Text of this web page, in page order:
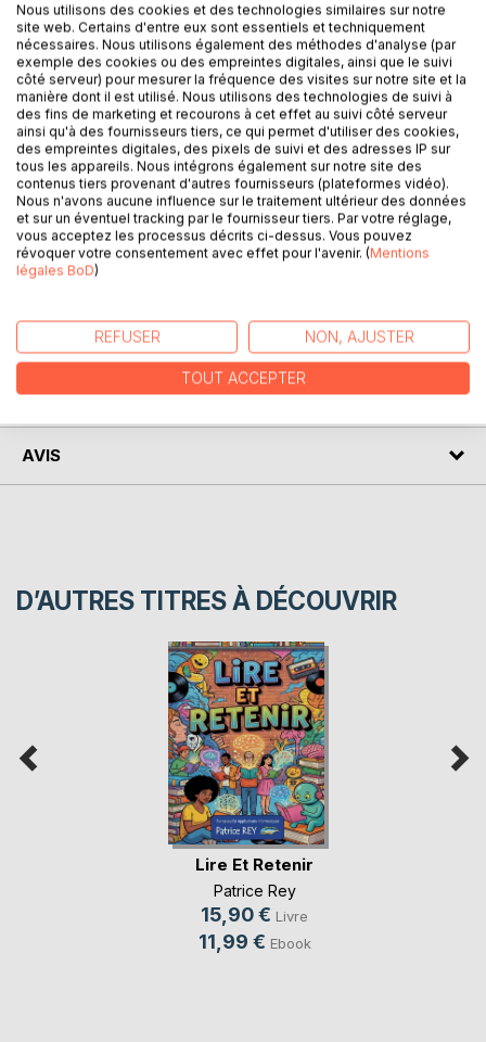
DESCRIPTION
Dans le domaine de l'enseignement de la programmation,
ce livre a pour objectif de proposer une approche
pédagogique pour la mise en pratique des connaissances
de géométrie 2D en utilisant le logiciel EXCEL 2016 et en
s'aidant de la programmation VBA quand cela est
nécessaire (programmation procédurale et programmation
orientée objet). Ce livre s'organise autour d'un ensemble
de 82 fiches destinées à mettre en pratique les
connaissances de géométrie 2D dans le logiciel EXCEL.
AUTEUR(S)
CRITIQUES PRESSE
AVIS
D’AUTRES TITRES À DÉCOUVRIR
Lire Et Retenir
Patrice Rey
15,90 € Livre
11,99 € Ebook
Nous utilisons des cookies et des technologies similaires sur notre
site web. Certains d'entre eux sont essentiels et techniquement
nécessaires. Nous utilisons également des méthodes d'analyse (par
exemple des cookies ou des empreintes digitales, ainsi que le suivi
côté serveur) pour mesurer la fréquence des visites sur notre site et la
manière dont il est utilisé. Nous utilisons des technologies de suivi à
des fins de marketing et recourons à cet effet au suivi côté serveur
ainsi qu'à des fournisseurs tiers, ce qui permet d'utiliser des cookies,
des empreintes digitales, des pixels de suivi et des adresses IP sur
tous les appareils. Nous intégrons également sur notre site des
contenus tiers provenant d'autres fournisseurs (plateformes vidéo).
Nous n'avons aucune influence sur le traitement ultérieur des données
et sur un éventuel tracking par le fournisseur tiers. Par votre réglage,
vous acceptez les processus décrits ci-dessus. Vous pouvez
révoquer votre consentement avec effet pour l'avenir. (Mentions
légales BoD)
REFUSER NON, AJUSTER
TOUT ACCEPTER